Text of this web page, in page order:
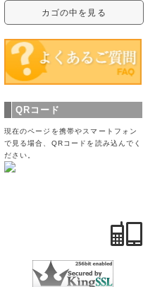
カゴの中を見る
QRコード
現在のページを携帯やスマートフォン
で見る場合、QRコードを読み込んでく
ださい。